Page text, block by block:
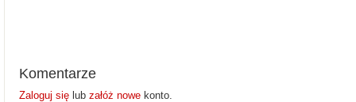
Komentarze
Zaloguj się lub załóż nowe konto.